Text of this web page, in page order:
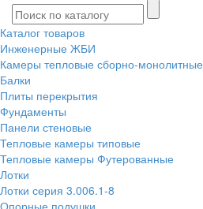
Каталог товаров
Инженерные ЖБИ
Камеры тепловые сборно-монолитные
Балки
Плиты перекрытия
Фундаменты
Панели стеновые
Тепловые камеры типовые
Тепловые камеры Футерованные
Лотки
Лотки серия 3.006.1-8